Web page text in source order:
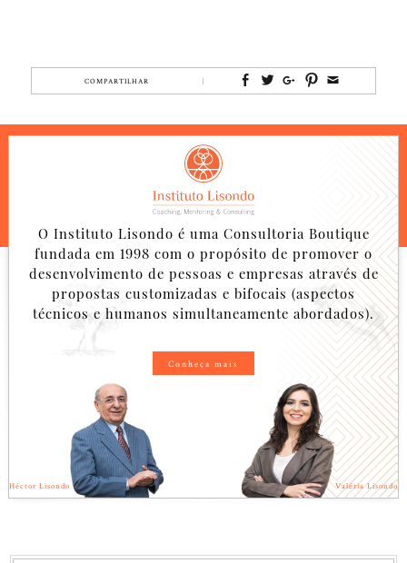
COMPARTILHAR
Héctor Lisondo
O Instituto Lisondo é uma Consultoria Boutique
fundada em 1998 com o propósito de promover o
desenvolvimento de pessoas e empresas através de
propostas customizadas e bifocais (aspectos
técnicos e humanos simultaneamente abordados).
Conheça mais
Valéria Lisondo